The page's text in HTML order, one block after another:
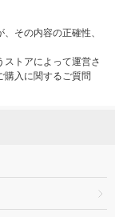
その内容の正確性、
トアによって運営さ
購入に関するご質問